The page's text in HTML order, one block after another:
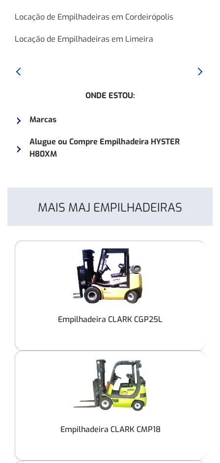
Locação de Empilhadeiras em Cordeirópolis
Locação de Empilhadeiras em Limeira
Anterior:
ONDE ESTOU:
Marcas
Alugue ou Compre Empilhadeira HYSTER
H80XM
MAIS MAJ EMPILHADEIRAS
Empilhadeira CLARK CGP25L
Empilhadeira CLARK CMP18